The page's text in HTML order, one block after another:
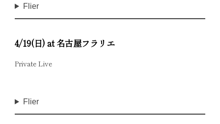
Flier
4/19(日) at 名古屋フラリエ
Private Live
Flier